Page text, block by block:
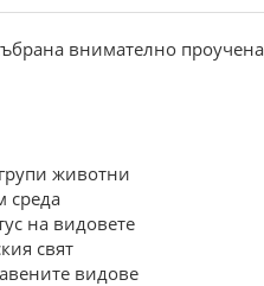
внимателно
животни
среда
на видовете
свят
видове